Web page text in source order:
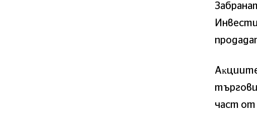
Aĸциитe
чacт oт